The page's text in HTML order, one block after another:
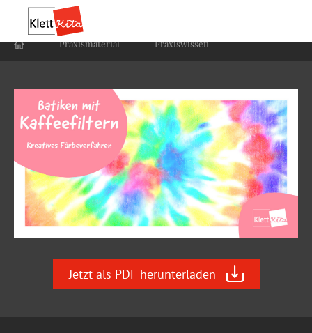
Praxis­material Praxis­wissen
Jetzt als PDF herunterladen